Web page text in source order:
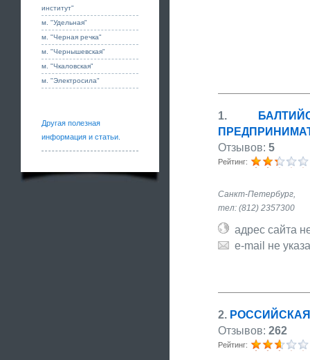
институт"
м. "Удельная"
м. "Черная речка"
м. "Чернышевская"
м. "Чкаловская"
м. "Электросила"
Другая полезная
информация и статьи.
1.
Отзывов: 5
Рейтинг:
Санкт-Петербург,
тел: (812) 2357300
адрес сайта
e-mail не
2.
Отзывов: 262
Рейтинг: